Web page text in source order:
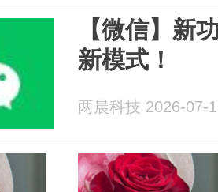
【微信】新
新模式！
两晨科技 2026-07-